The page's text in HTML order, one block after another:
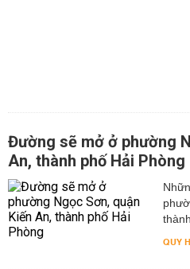
Đường sẽ mở ở phường
An, thành phố Hải Phòng
QUY